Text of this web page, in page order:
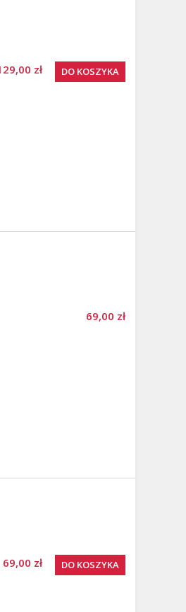
zł DO KOSZYKA
69,00 zł
69,00 zł DO KOSZYKA